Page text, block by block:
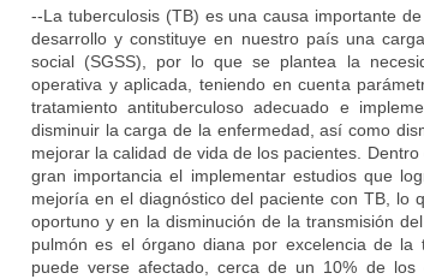
--La tuberculosis (TB) es una causa importante
desarrollo y constituye en nuestro país una
social (SGSS), por lo que se plantea la
operativa y aplicada, teniendo en cuenta
tratamiento antituberculoso adecuado e
disminuir la carga de la enfermedad, así como
mejorar la calidad de vida de los pacientes.
gran importancia el implementar estudios que
mejoría en el diagnóstico del paciente con TB, lo
oportuno y en la disminución de la transmisión
pulmón es el órgano diana por excelencia de la
puede verse afectado, cerca de un 10% de los